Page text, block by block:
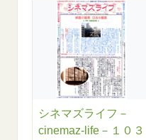
シネマズライフ－
cinemaz-life－１０３